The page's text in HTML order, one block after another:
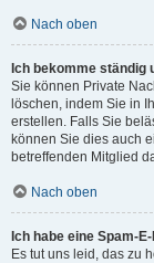
Nach oben
Ich bekomme
Sie können Private
löschen, indem Sie in
erstellen. Falls Sie
können Sie dies auch
betreffenden Mitglied
Nach oben
Ich habe eine Spam-
Es tut uns leid, das zu